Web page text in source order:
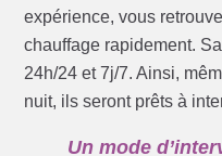
expérience, vous
chauffage rapidement.
24h/24 et 7j/7. Ainsi,
nuit, ils seront prêts à
Un mode